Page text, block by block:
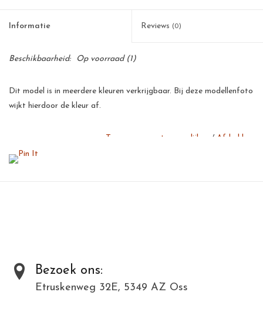
Informatie Reviews (0)
Beschikbaarheid: Op voorraad(1)
Dit model is in meerdere kleuren verkrijgbaar. Bij deze modellenfoto
wijkt hierdoor de kleur af.
Toevoegen om te vergelijken / Afdrukken
Bezoek ons:
Etruskenweg 32E, 5349 AZ Oss